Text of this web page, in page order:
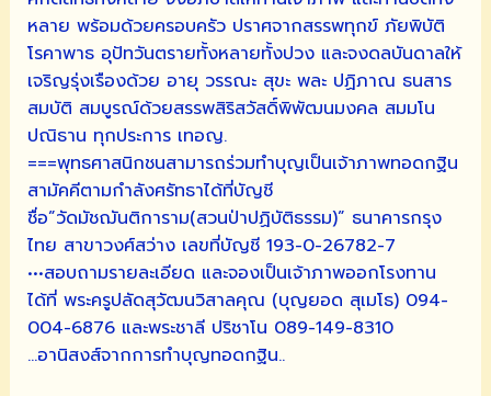
หลาย พร้อมด้วยครอบครัว ปราศจากสรรพทุกข์ ภัยพิบัติ
โรคาพาธ อุปัทวันตรายทั้งหลายทั้งปวง และจงดลบันดาลให้
เจริญรุ่งเรืองด้วย อายุ วรรณะ สุขะ พละ ปฏิภาณ ธนสาร
สมบัติ สมบูรณ์ด้วยสรรพสิริสวัสดิ์พิพัฒนมงคล สมมโน
ปณิธาน ทุกประการ เทอญ.
===พุทธศาสนิกชนสามารถร่วมทำบุญเป็นเจ้าภาพทอดกฐิน
สามัคคีตามกำลังศรัทธาได้ที่บัญชี
ชื่อ”วัดมัชฌันติการาม(สวนป่าปฏิบัติธรรม)” ธนาคารกรุง
ไทย สาขาวงศ์สว่าง เลขที่บัญชี 193-0-26782-7
•••สอบถามรายละเอียด และจองเป็นเจ้าภาพออกโรงทาน
ได้ที่ พระครูปลัดสุวัฒนวิสาลคุณ (บุญยอด สุเมโธ) 094-
004-6876 และพระชาลี ปริชาโน 089-149-8310
…อานิสงส์จากการทำบุญทอดกฐิน..